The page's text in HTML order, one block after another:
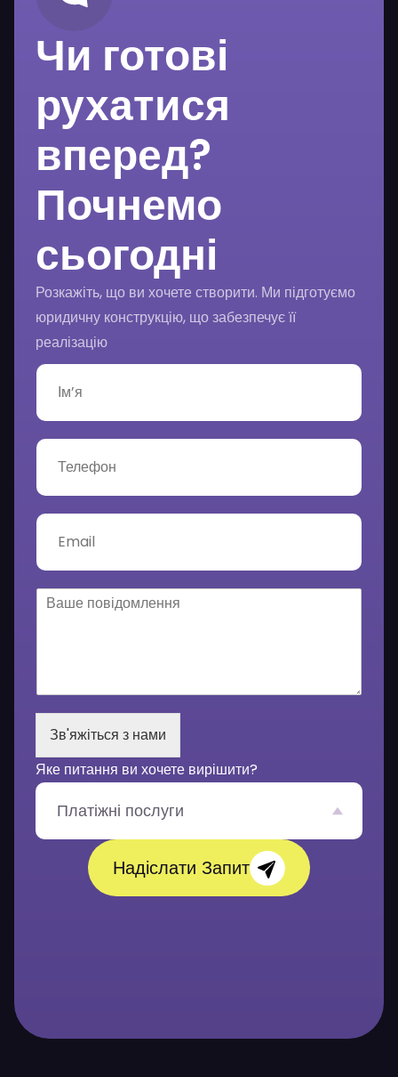
Чи готові
рухатися
вперед?
Почнемо
сьогодні
Розкажіть, що ви хочете створити. Ми підготуємо
юридичну конструкцію, що забезпечує її
реалізацію
І
я
*
Т
е
ф
*
E
lВ
о
м
л
н
н
Зв'яжіться з нами
Яке питання ви хочете вирішити?
Платіжні послуги
Надіслати Запит